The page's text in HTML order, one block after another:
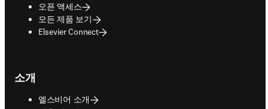
오픈 액세스
모든 제품 보기
Elsevier Connect
소개
엘스비어 소개